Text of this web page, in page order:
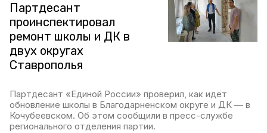
Партдесант
проинспектировал
ремонт школы и ДК в
двух округах
Ставрополья
Партдесант «Единой России» проверил, как идёт
обновление школы в Благодарненском округе и ДК — в
Кочубеевском. Об этом сообщили в пресс-службе
регионального отделения партии.